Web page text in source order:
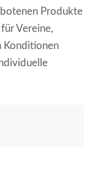
Produkte
Vereine,
Konditionen